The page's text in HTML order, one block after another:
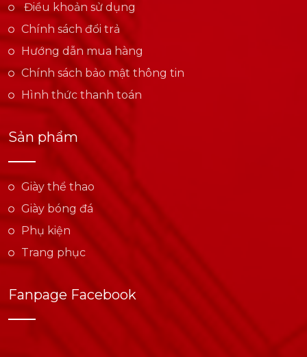
Điều khoản sử dụng
Chính sách đổi trả
Hướng dẫn mua hàng
Chính sách bảo mật thông tin
Hình thức thanh toán
Sản phẩm
Giày thể thao
Giày bóng đá
Phụ kiện
Trang phục
Fanpage Facebook